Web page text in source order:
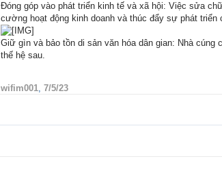
Đóng góp vào phát triển kinh tế và xã hội: Việc sửa
cường hoạt động kinh doanh và thúc đẩy sự phát triển
Giữ gìn và bảo tồn di sản văn hóa dân gian: Nhà
thế hệ sau.
wifim001, 7/5/23